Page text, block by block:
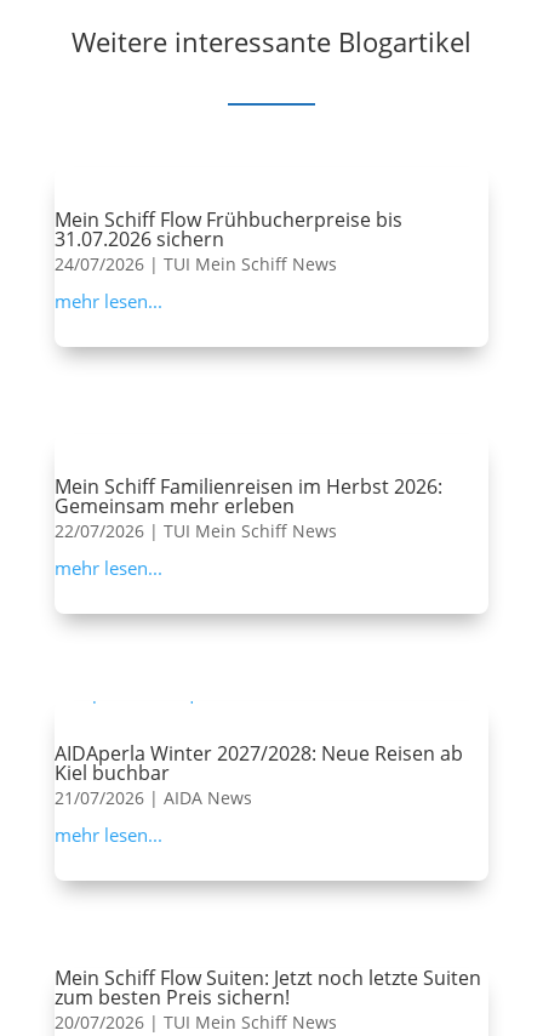
Weitere interessante Blogartikel
Mein Schiff Flow Frühbucherpreise bis
31.07.2026 sichern
24/07/2026| TUI Mein Schiff News
mehr lesen...
Mein Schiff Familienreisen im Herbst 2026:
Gemeinsam mehr erleben
22/07/2026| TUI Mein Schiff News
mehr lesen...
AIDAperla Winter 2027/2028: Neue Reisen ab
Kiel buchbar
21/07/2026| AIDA News
mehr lesen...
Mein Schiff Flow Suiten: Jetzt noch letzte Suiten
zum besten Preis sichern!
20/07/2026| TUI Mein Schiff News